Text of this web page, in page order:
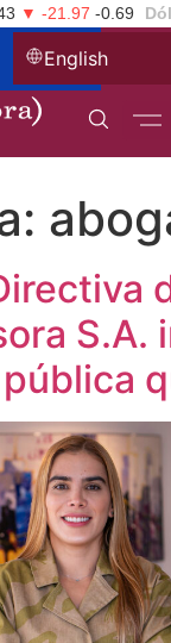
▼ -21.97 -0.69
English
S.A.